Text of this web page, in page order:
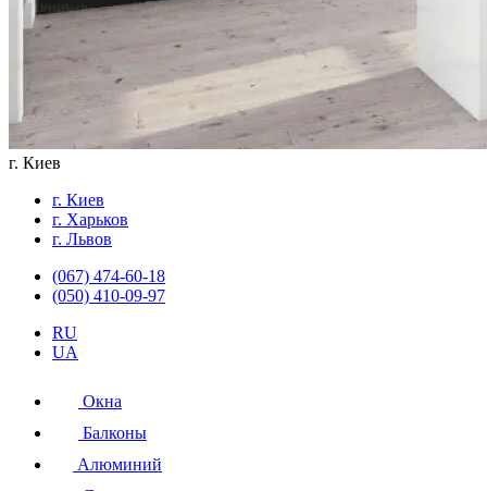
г. Киев
г. Киев
г. Харьков
г. Львов
(067) 474-60-18
(050) 410-09-97
RU
UA
Окна
Балконы
Алюминий